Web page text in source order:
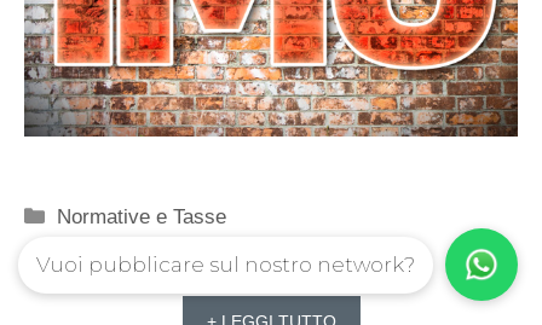
Categorie
Normative e Tasse
Vuoi pubblicare sul nostro network?